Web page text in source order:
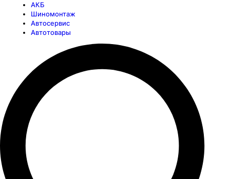
АКБ
Шиномонтаж
Автосервис
Автотовары